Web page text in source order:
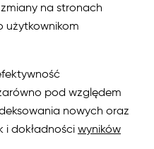
na stronach
użytkownikom
pod względem
nowych oraz
i dokładności wyników